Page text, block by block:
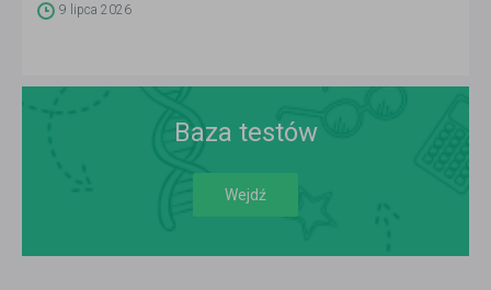
9 lipca 2026
Baza testów
Wejdź